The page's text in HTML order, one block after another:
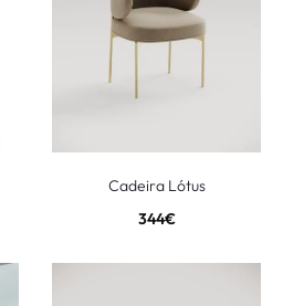
Cadeira Lótus
344€